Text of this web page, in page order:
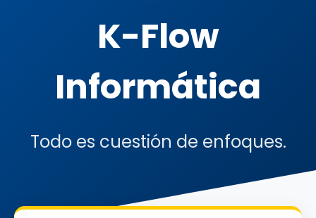
K-Flow
Informática
Todo es cuestión de enfoques.